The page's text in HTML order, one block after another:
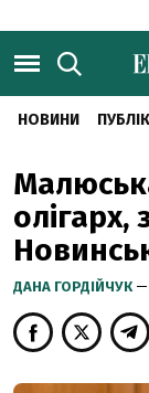
НОВИНИ
олігарх,
ДАНА ГОРДІЙЧУК —